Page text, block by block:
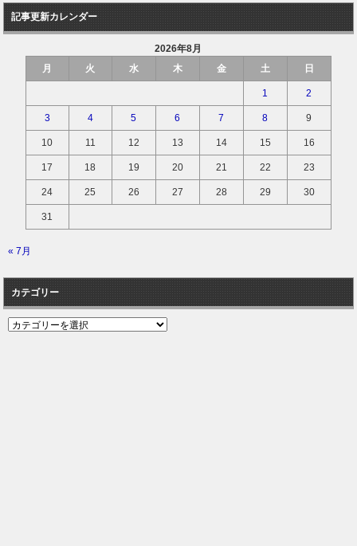
記事更新カレンダー
2026年8月
月
火 水 木 金 土 日
1 2
3 4 5 6 7 8 9
10 11 12 13 14 15 16
17 18 19 20 21 22 23
24 25 26 27 28 29 30
31
« 7月
カテゴリー
カ